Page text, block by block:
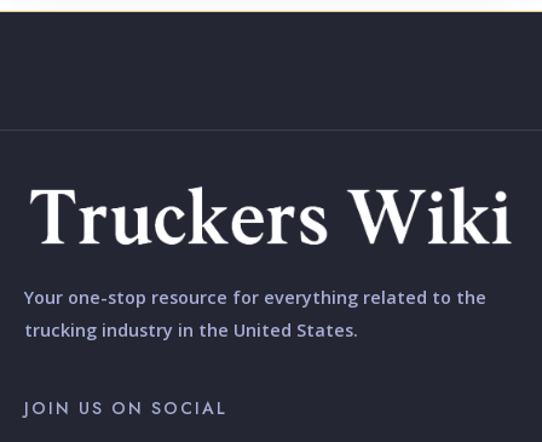
Your one-stop resource for everything related to the
trucking industry in the United States.
JOIN US ON SOCIAL